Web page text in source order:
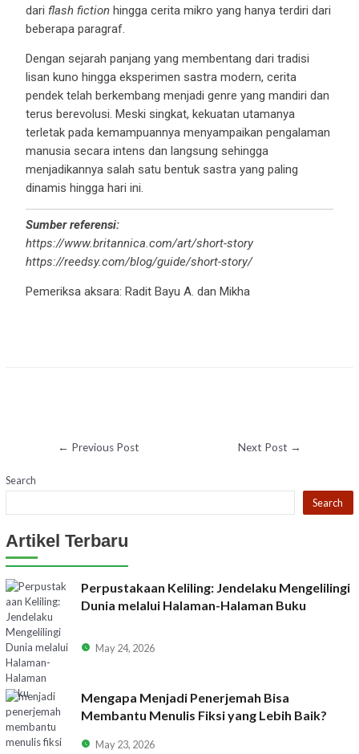
dari flash fictionhingga cerita mikro yang hanya terdiri dari
beberapa paragraf.
Dengan sejarah panjang yang membentang dari tradisi
lisan kuno hingga eksperimen sastra modern, cerita
pendek telah berkembang menjadi genre yang mandiri dan
terus berevolusi. Meski singkat, kekuatan utamanya
terletak pada kemampuannya menyampaikan pengalaman
manusia secara intens dan langsung sehingga
menjadikannya salah satu bentuk sastra yang paling
dinamis hingga hari ini.
Sumber referensi:
https://www.britannica.com/art/short-story
https://reedsy.com/blog/guide/short-story/
Pemeriksa aksara: Radit Bayu A. dan Mikha
← Previous Post Next Post →
Search
Search
Artikel Terbaru
Perpustakaan Keliling: Jendelaku Mengelilingi
Dunia melalui Halaman-Halaman Buku
May 24, 2026
Mengapa Menjadi Penerjemah Bisa
Membantu Menulis Fiksi yang Lebih Baik?
May 23, 2026